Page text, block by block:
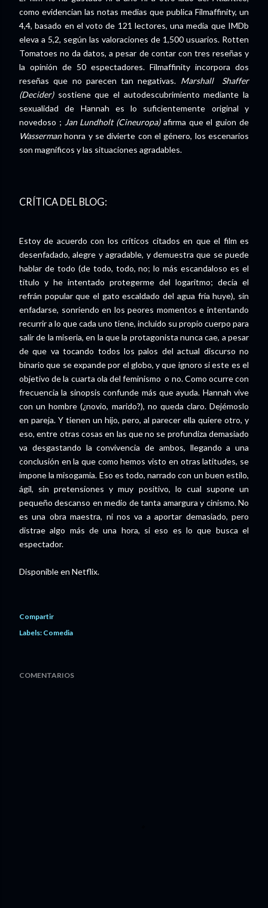
como evidencian las notas medias que publica Filmaffinity, un
4,4, basado en el voto de 121 lectores, una media que IMDb
eleva a 5,2, según las valoraciones de 1,500 usuarios. Rotten
Tomatoes no da datos, a pesar de contar con tres reseñas y
la opinión de 50 espectadores. Filmaffinity incorpora dos
reseñas que no parecen tan negativas. Marshall Shaffer
(Decider)sostiene que el autodescubrimiento mediante la
sexualidad de Hannah es lo suficientemente original y
novedoso ; Jan Lundholt (Cineuropa)afirma que el guion de
Wassermanhonra y se divierte con el género, los escenarios
son magníficos y las situaciones agradables.
CRÍTICA DEL BLOG:
Estoy de acuerdo con los críticos citados en que el film es
desenfadado, alegre y agradable, y demuestra que se puede
hablar de todo (de todo, todo, no; lo más escandaloso es el
título y he intentado protegerme del logaritmo; decía el
refrán popular que el gato escaldado del agua fría huye), sin
enfadarse, sonriendo en los peores momentos e intentando
recurrir a lo que cada uno tiene, incluido su propio cuerpo para
salir de la miseria, en la que la protagonista nunca cae, a pesar
de que va tocando todos los palos del actual discurso no
binario que se expande por el globo, y que ignoro si este es el
objetivo de la cuarta ola del feminismo o no. Como ocurre con
frecuencia la sinopsis confunde más que ayuda. Hannah vive
con un hombre (¿novio, marido?), no queda claro. Dejémoslo
en pareja. Y tienen un hijo, pero, al parecer ella quiere otro, y
eso, entre otras cosas en las que no se profundiza demasiado
va desgastando la convivencia de ambos, llegando a una
conclusión en la que como hemos visto en otras latitudes, se
impone la misogamia. Eso es todo, narrado con un buen estilo,
ágil, sin pretensiones y muy positivo, lo cual supone un
pequeño descanso en medio de tanta amargura y cinismo. No
es una obra maestra, ni nos va a aportar demasiado, pero
distrae algo más de una hora, si eso es lo que busca el
espectador.
Disponible en Netflix.
Compartir
Labels: Comedia
COMENTARIOS